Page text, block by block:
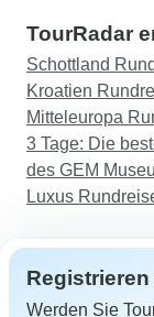
TourRadar
Schottland
Kroatien
Mitteleuropa
3 Tage: Die
des GEM
Luxus
Werden Sie